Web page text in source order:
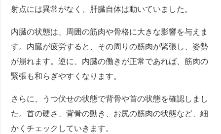
射点には異常がなく、肝臓自体は動いていました。
内臓の状態は、周囲の筋肉や骨格に大きな影響を与えま
す。内臓が疲労すると、その周りの筋肉が緊張し、姿勢
が崩れます。逆に、内臓の働きが正常であれば、筋肉の
緊張も和らぎやすくなります。
さらに、うつ伏せの状態で背骨や首の状態を確認しまし
た。首の硬さ、背骨の動き、お尻の筋肉の状態など、細
かくチェックしていきます。